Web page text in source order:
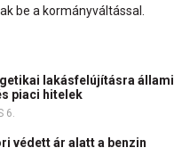
be a kormányváltással.
lakásfelújításra állami
piaci hitelek
6.
védett ár alatt a benzin